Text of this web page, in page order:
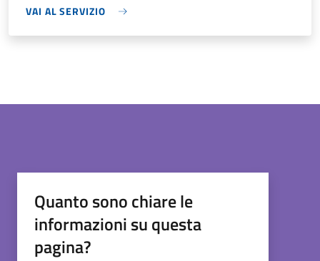
VAI AL SERVIZIO
Quanto sono chiare le
informazioni su questa
pagina?